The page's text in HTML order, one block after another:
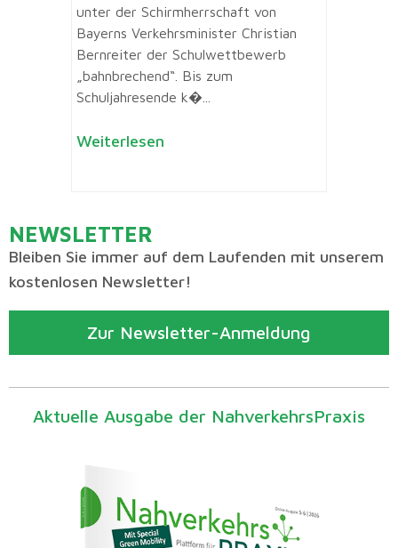
unter der Schirmherrschaft von
Bayerns Verkehrsminister Christian
Bernreiter der Schulwettbewerb
„bahnbrechend“. Bis zum
Schuljahresende k�...
Weiterlesen
NEWSLETTER
Bleiben Sie immer auf dem Laufenden mit unserem
kostenlosen Newsletter!
Zur Newsletter-Anmeldung
Aktuelle Ausgabe der NahverkehrsPraxis